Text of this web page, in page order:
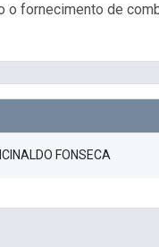
o fornecimento de
FONSECA